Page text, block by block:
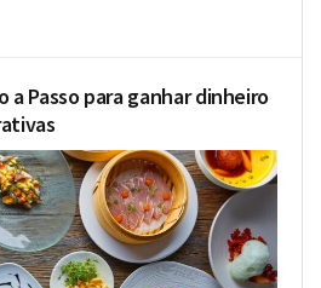
a Passo para ganhar dinheiro